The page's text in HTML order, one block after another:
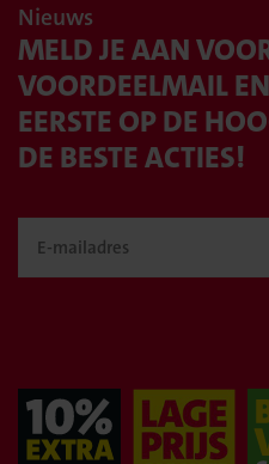
Nieuws
MELD JE AAN
VOORDEELMAIL
EERSTE OP DE
DE BESTE ACTIES!